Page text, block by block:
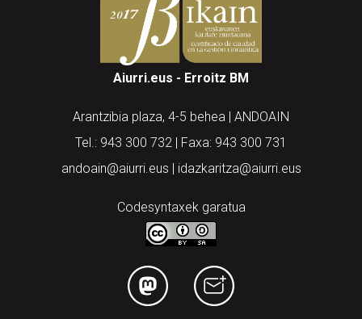
Aiurri.eus - Erroitz BM
Arantzibia plaza, 4-5 behea | ANDOAIN
Tel.: 943 300 732 | Faxa: 943 300 731
andoain@aiurri.eus | idazkaritza@aiurri.eus
Codesyntaxek garatua